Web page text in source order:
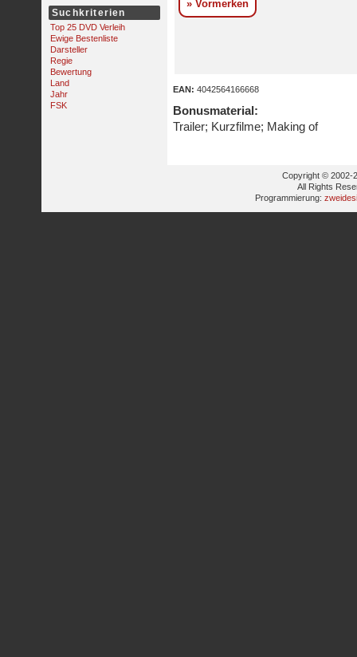
Suchkriterien
Top 25 DVD Verleih
Ewige Bestenliste
Darsteller
Regie
Bewertung
Land
Jahr
FSK
» Vormerken
EAN: 4042564166668
Bonusmaterial:
Trailer; Kurzfilme; Making of
Copyright © 2002-
All Rights
Programmierung: